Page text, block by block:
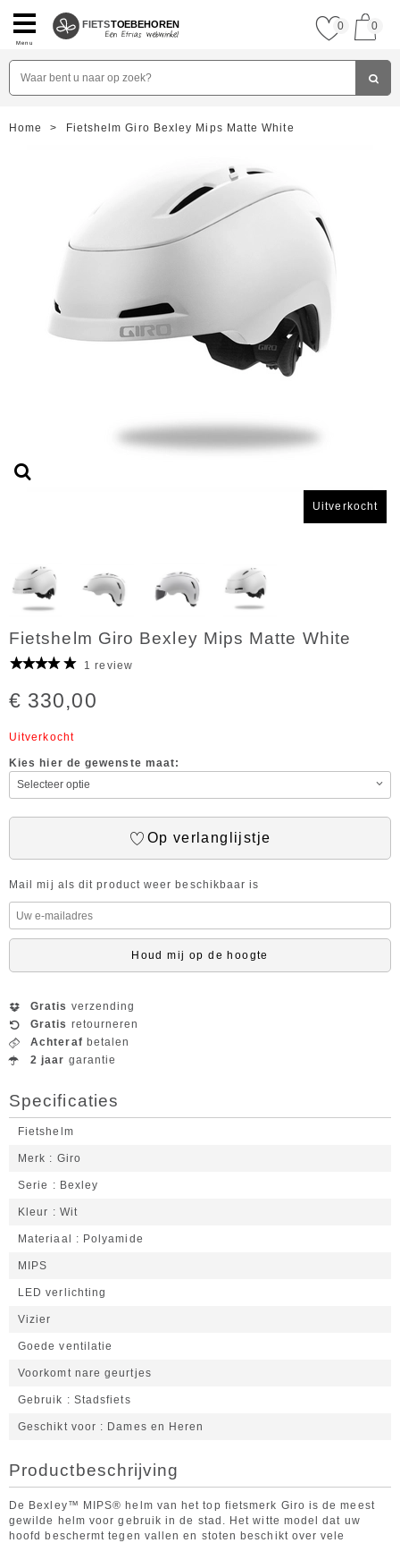
Menu
FIETSTOEBEHOREN 0 0
Home > Fietshelm Giro Bexley Mips Matte White
Uitverkocht
Fietshelm Giro Bexley Mips Matte White
1 review
€ 330,00
Uitverkocht
Kies hier de gewenste maat:
Op verlanglijstje
Mail mij als dit product weer beschikbaar is
Houd mij op de hoogte
Gratis verzending
Gratis retourneren
Achteraf betalen
2 jaar garantie
Specificaties
Fietshelm
Merk Giro
Serie Bexley
Kleur Wit
Materiaal Polyamide
MIPS
LED verlichting
Vizier
Goede ventilatie
Voorkomt nare geurtjes
Gebruik Stadsfiets
Geschikt voor Dames en Heren
Productbeschrijving
De Bexley™ MIPS® helm van het top fietsmerk Giro is de meest
gewilde helm voor gebruik in de stad. Het witte model dat uw
hoofd beschermt tegen vallen en stoten beschikt over vele